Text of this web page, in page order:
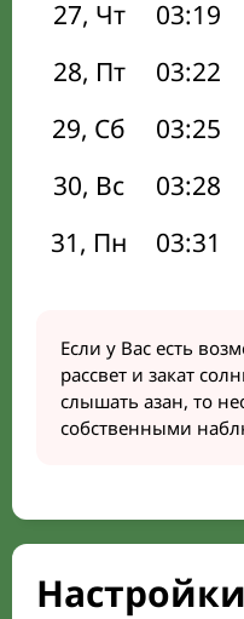
27, Чт
03:19
28, Пт
03:22
29, Сб
03:25
30, Вс
03:28
31, Пн
03:31
Если у Вас есть
рассвет и закат
слышать азан, то
собственными
Настройки